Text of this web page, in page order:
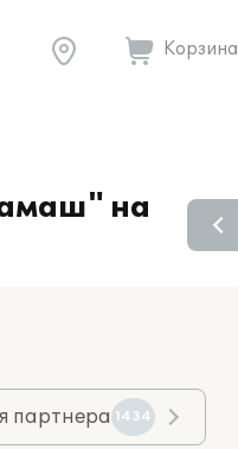
Корзина
на
партнера 1434